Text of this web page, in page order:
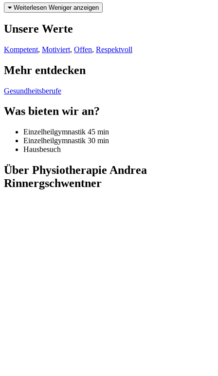
Weiterlesen Weniger anzeigen
Unsere Werte
Kompetent, Motiviert, Offen, Respektvoll
Mehr entdecken
Gesundheitsberufe
Was bieten wir an?
Einzelheilgymnastik 45 min
Einzelheilgymnastik 30 min
Hausbesuch
Über Physiotherapie Andrea
Rinnergschwentner